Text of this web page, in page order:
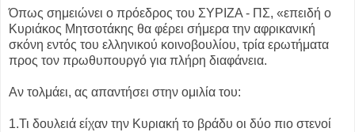
Όπως σημειώνει ο πρόεδρος του ΣΥΡΙΖΑ - ΠΣ, «επειδή ο
Κυριάκος Μητσοτάκης θα φέρει σήμερα την αφρικανική
σκόνη εντός του ελληνικού κοινοβουλίου, τρία ερωτήματα
προς τον πρωθυπουργό για πλήρη διαφάνεια.
Αν τολμάει, ας απαντήσει στην ομιλία του:
1.Τι δουλειά είχαν την Κυριακή το βράδυ οι δύο πιο στενοί